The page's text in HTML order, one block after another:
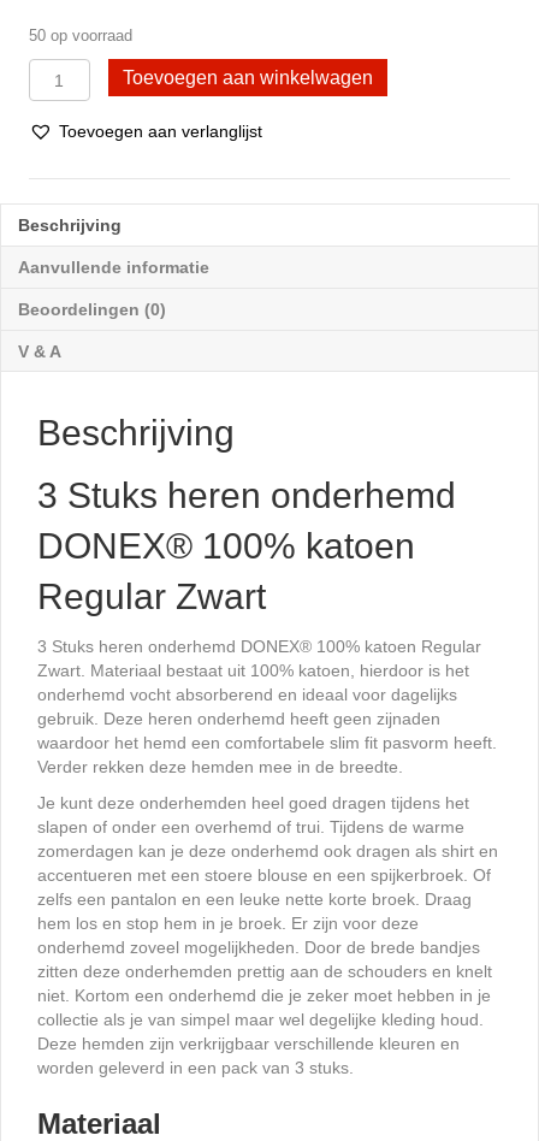
50 op voorraad
Stuks
onderhemd
katoen
Regular
Zwart
Toevoegen aan winkelwagen
Toevoegen aan verlanglijst
Beschrijving
Aanvullende informatie
Beoordelingen (0)
V & A
Beschrijving
3 Stuks heren onderhemd
DONEX® 100% katoen
Regular Zwart
3 Stuks heren onderhemd DONEX® 100% katoen Regular
Zwart. Materiaal bestaat uit 100% katoen, hierdoor is het
onderhemd vocht absorberend en ideaal voor dagelijks
gebruik. Deze heren onderhemd heeft geen zijnaden
waardoor het hemd een comfortabele slim fit pasvorm heeft.
Verder rekken deze hemden mee in de breedte.
Je kunt deze onderhemden heel goed dragen tijdens het
slapen of onder een overhemd of trui. Tijdens de warme
zomerdagen kan je deze onderhemd ook dragen als shirt en
accentueren met een stoere blouse en een spijkerbroek. Of
zelfs een pantalon en een leuke nette korte broek. Draag
hem los en stop hem in je broek. Er zijn voor deze
onderhemd zoveel mogelijkheden. Door de brede bandjes
zitten deze onderhemden prettig aan de schouders en knelt
niet. Kortom een onderhemd die je zeker moet hebben in je
collectie als je van simpel maar wel degelijke kleding houd.
Deze hemden zijn verkrijgbaar verschillende kleuren en
worden geleverd in een pack van 3 stuks.
Materiaal